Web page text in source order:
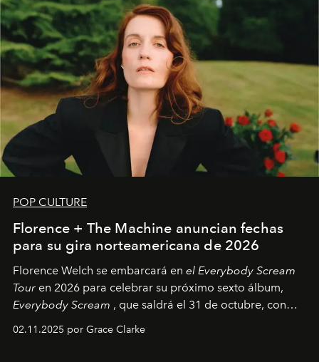
POP CULTURE
Florence + The Machine anuncian fechas
para su gira norteamericana de 2026
Florence Welch se embarcará en el Everybody Scream
Tour en 2026 para celebrar su próximo sexto álbum,
Everybody Scream , que saldrá el 31 de octubre, con
02.11.2025 por Grace Clarke